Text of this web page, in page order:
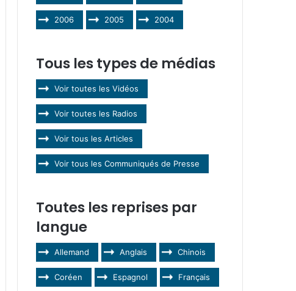
2006 2005 2004
Tous les types de médias
Voir toutes les Vidéos
Voir toutes les Radios
Voir tous les Articles
Voir tous les Communiqués de Presse
Toutes les reprises par
langue
Allemand Anglais Chinois
Coréen Espagnol Français